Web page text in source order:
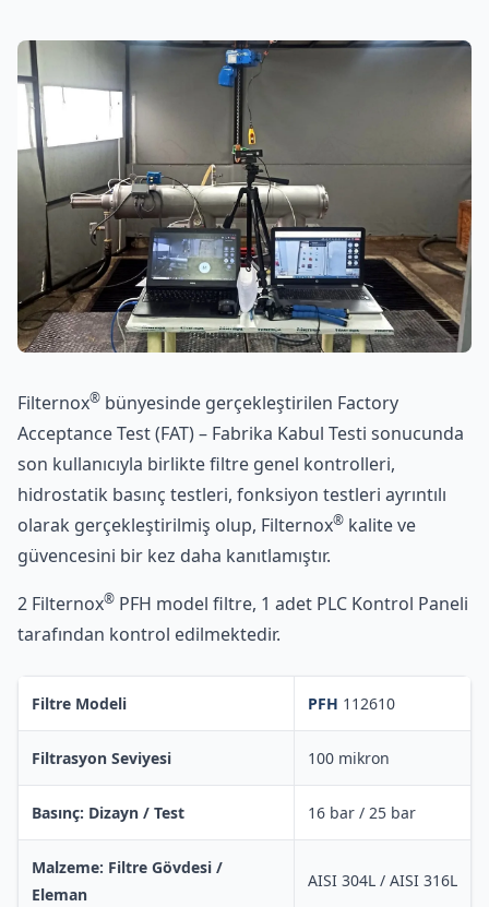
Filternox® bünyesinde gerçekleştirilen Factory
Acceptance Test (FAT) – Fabrika Kabul Testi sonucunda
son kullanıcıyla birlikte filtre genel kontrolleri,
hidrostatik basınç testleri, fonksiyon testleri ayrıntılı
olarak gerçekleştirilmiş olup, Filternox® kalite ve
güvencesini bir kez daha kanıtlamıştır.
2 Filternox® PFH model filtre, 1 adet PLC Kontrol Paneli
tarafından kontrol edilmektedir.
Filtre Modeli PFH 112610
Filtrasyon Seviyesi 100 mikron
Basınç: Dizayn / Test 16 bar / 25 bar
Malzeme: Filtre Gövdesi /
Eleman
AISI 304L / AISI 316L